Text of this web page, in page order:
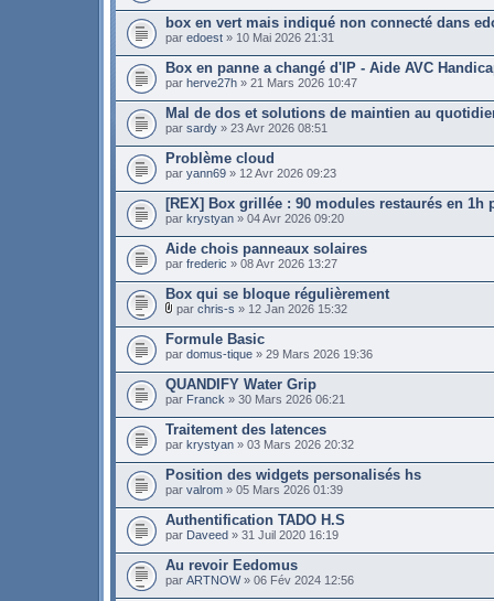
box en vert mais indiqué non connecté dans
par edoest » 10 Mai 2026 21:31
Box en panne a changé d'IP - Aide AVC
par herve27h » 21 Mars 2026 10:47
Mal de dos et solutions de maintien au
par sardy » 23 Avr 2026 08:51
Problème cloud
par yann69 » 12 Avr 2026 09:23
[REX] Box grillée : 90 modules restaurés en 1h
par krystyan » 04 Avr 2026 09:20
Aide chois panneaux solaires
par frederic » 08 Avr 2026 13:27
Box qui se bloque régulièrement
par chris-s » 12 Jan 2026 15:32
Formule Basic
par domus-tique » 29 Mars 2026 19:36
QUANDIFY Water Grip
par Franck » 30 Mars 2026 06:21
Traitement des latences
par krystyan » 03 Mars 2026 20:32
Position des widgets personalisés hs
par valrom » 05 Mars 2026 01:39
Authentification TADO H.S
par Daveed » 31 Juil 2020 16:19
Au revoir Eedomus
par ARTNOW» 06 Fév 2024 12:56